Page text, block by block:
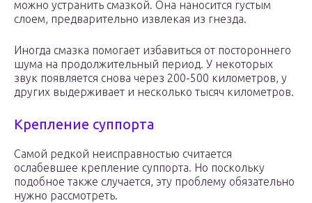
можно устранить смазкой. Она наносится густым
слоем, предварительно извлекая из гнезда.
Иногда смазка помогает избавиться от постороннего
шума на продолжительный период. У некоторых
звук появляется снова через 200-500 километров, у
других выдерживает и несколько тысяч километров.
Крепление суппорта
Самой редкой неисправностью считается
ослабевшее крепление суппорта. Но поскольку
подобное также случается, эту проблему обязательно
нужно рассмотреть.